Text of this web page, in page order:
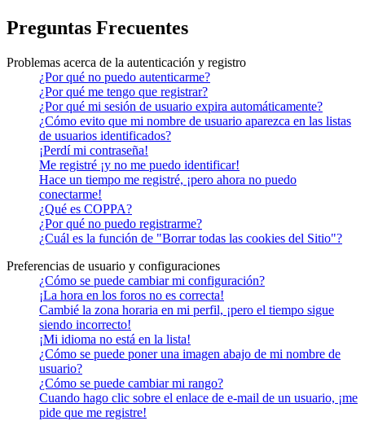
Preguntas Frecuentes
Problemas acerca de la autenticación y registro
¿Por qué no puedo autenticarme?
¿Por qué me tengo que registrar?
¿Por qué mi sesión de usuario expira automáticamente?
¿Cómo evito que mi nombre de usuario aparezca en las listas
de usuarios identificados?
¡Perdí mi contraseña!
Me registré ¡y no me puedo identificar!
Hace un tiempo me registré, ¡pero ahora no puedo
conectarme!
¿Qué es COPPA?
¿Por qué no puedo registrarme?
¿Cuál es la función de "Borrar todas las cookies del Sitio"?
Preferencias de usuario y configuraciones
¿Cómo se puede cambiar mi configuración?
¡La hora en los foros no es correcta!
Cambié la zona horaria en mi perfil, ¡pero el tiempo sigue
siendo incorrecto!
¡Mi idioma no está en la lista!
¿Cómo se puede poner una imagen abajo de mi nombre de
usuario?
¿Cómo se puede cambiar mi rango?
Cuando hago clic sobre el enlace de e-mail de un usuario, ¡me
pide que me registre!